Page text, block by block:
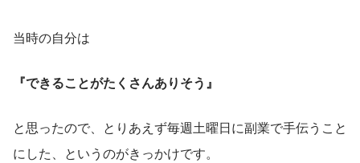
当時の自分は
『できることがたくさんありそう』
と思ったので、とりあえず毎週土曜日に副業で手伝うこと
にした、というのがきっかけです。